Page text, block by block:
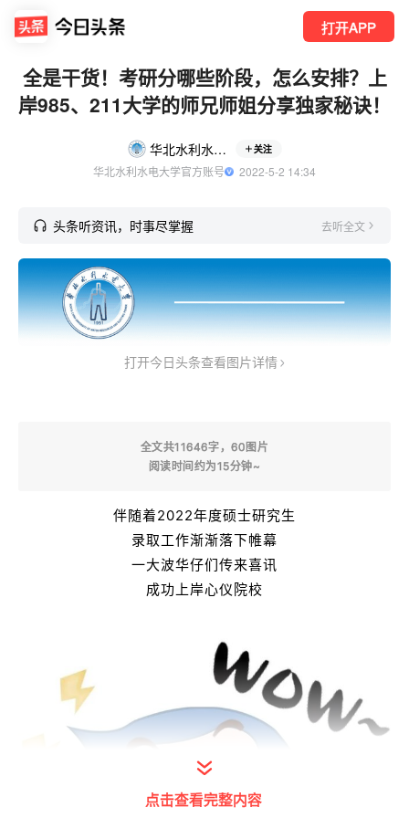
打开APP
全是干货！考研分哪些阶段，怎么安排？上
岸985、211大学的师兄师姐分享独家秘诀！
华北水利水电大学 关注
华北水利水电大学官方账号
  2022-5-2 14:34
头条听资讯，时事尽掌握 去听全文
打开今日头条查看图片详情
全文共11646字 ，60图片
阅读时间约为15分钟~
伴随着2022年度硕士研究生
录取工作渐渐落下帷幕
一大波华仔们传来喜讯
成功上岸心仪院校
点击查看完整内容